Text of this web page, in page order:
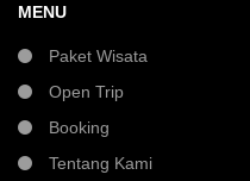
MENU
Paket Wisata
Open Trip
Booking
Tentang Kami